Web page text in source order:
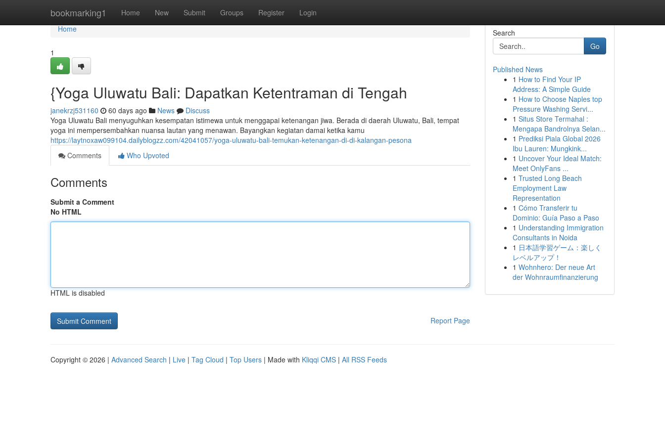
bookmarking1 Home New Submit Groups Register Login
Home
Home
1
{Yoga Uluwatu Bali: Dapatkan Ketentraman di Tengah
janekrzj531160 60 days ago News
Discuss
Yoga Uluwatu Bali menyuguhkan kesempatan istimewa untuk menggapai ketenangan jiwa. Berada di daerah Uluwatu, Bali, tempat
yoga ini mempersembahkan nuansa lautan yang menawan. Bayangkan kegiatan damai ketika kamu
https://laytnoxaw099104.dailyblogzz.com/42041057/yoga-uluwatu-bali-temukan-ketenangan-di-di-kalangan-pesona
Comments
Who Upvoted
Comments
Submit a Comment
No HTML
HTML is disabled
Report Page
Search
Go
Published News
1 How to Find Your IP
Address: A Simple Guide
1 How to Choose Naples top
Pressure Washing Servi...
1 Situs Store Termahal :
Mengapa Bandrolnya Selan...
1 Prediksi Piala Global 2026
Ibu Lauren: Mungkink...
1 Uncover Your Ideal Match:
Meet OnlyFans ...
1 Trusted Long Beach
Employment Law
Representation
1 Cómo Transferir tu
Dominio: Guía Paso a Paso
1 Understanding Immigration
Consultants in Noida
1 日本語学習ゲーム：楽しく
レベルアップ！
1 Wohnhero: Der neue Art
der Wohnraumfinanzierung
Copyright © 2026 | Advanced Search | Live | Tag Cloud | Top Users | Made with Kliqqi CMS | All RSS Feeds